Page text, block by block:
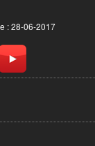
: 28-06-2017